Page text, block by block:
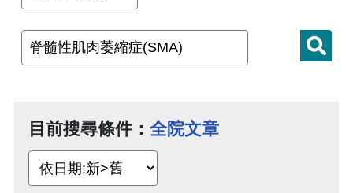
目前搜尋條件： 全院文章